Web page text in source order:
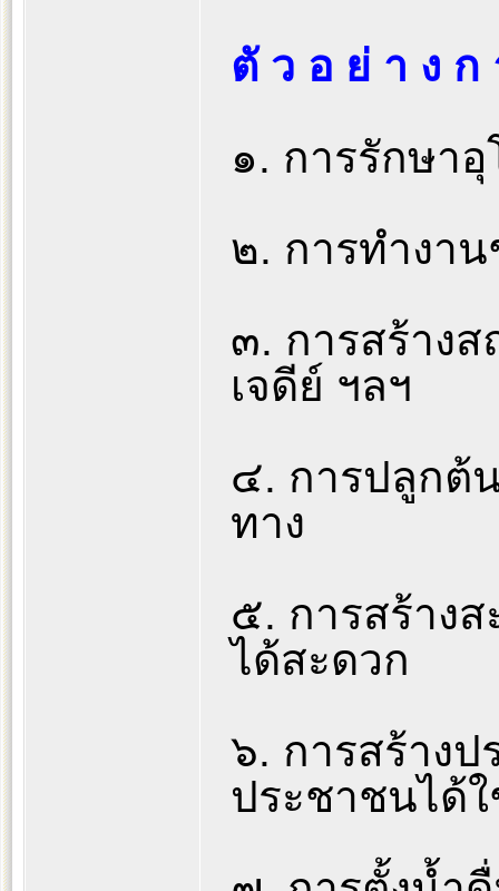
ตั ว อ ย่ า ง
๑. การรักษา
๒. การทำงา
๓. การสร้าง
เจดีย์ ฯลฯ
๔. การปลูกต้
ทาง
๕. การสร้าง
ได้สะดวก
๖. การสร้างป
ประชาชนได้